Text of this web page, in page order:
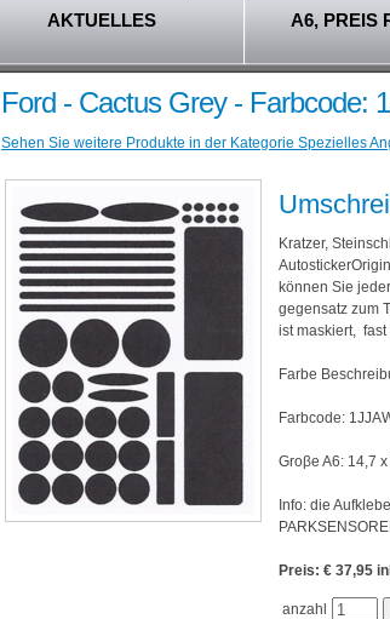
AKTUELLES A6, PREIS
Ford - Cactus Grey - Farbcode:
Sehen Sie weitere Produkte in der Kategorie Spezielles
Kratzer,
können Sie
gegensatz zum
ist maskiert, fast
Farbe
Farbcode:
Groβe A6: 14,7
Info: die
Preis: € 37,95
anzahl